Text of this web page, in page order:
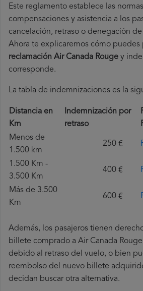
Este reglamento establece las
compensaciones y asistencia a los
cancelación, retraso o denegación
Ahora te explicaremos cómo puedes
reclamación Air Canada Rouge y
corresponde.
La tabla de indemnizaciones es la
Distancia en
Km
Indemnización por
retraso
Menos de
1.500 km
250 €
1.500 Km -
3.500 Km
400 €
Más de 3.500
Km
600 €
Además, los pasajeros tienen
billete comprado a Air Canada
debido al retraso del vuelo, o bien
reembolso del nuevo billete
decidan buscar otra alternativa.